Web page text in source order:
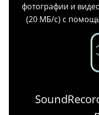
фотографии и
(20 МБ/с) с